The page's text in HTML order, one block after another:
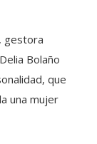
gestora
Bolaño
que
una mujer